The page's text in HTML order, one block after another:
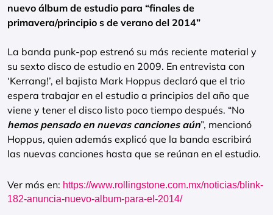
nuevo álbum de estudio para “finales de
primavera/principio s de verano del 2014”
La banda punk-pop estrenó su más reciente material y
su sexto disco de estudio en 2009. En entrevista con
‘Kerrang!’, el bajista Mark Hoppus declaró que el trio
espera trabajar en el estudio a principios del año que
viene y tener el disco listo poco tiempo después. “No
hemos pensado en nuevas canciones aún”, mencionó
Hoppus, quien además explicó que la banda escribirá
las nuevas canciones hasta que se reúnan en el estudio.
Ver más en: https://www.rollingstone.com.mx/noticias/blink-
182-anuncia-nuevo-album-para-el-2014/